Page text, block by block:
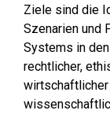
Ziele sind die
Szenarien und
Systems in
rechtlicher,